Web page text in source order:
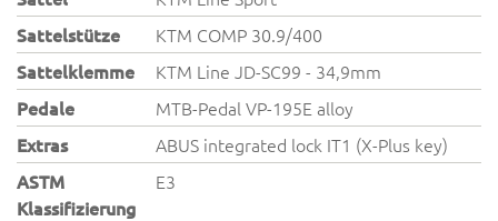
Sattelstütze
KTM COMP 30.9/400
Sattelklemme
KTM Line JD-SC99 - 34,9mm
Pedale
MTB-Pedal VP-195E alloy
Extras
ABUS integrated lock IT1 (X-Plus key)
ASTM
Klassifizierung
E3